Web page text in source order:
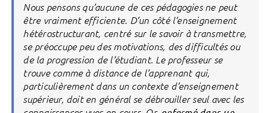
Nous pensons qu’aucune de ces pédagogies ne peut
être vraiment efficiente. D’un côté l’enseignement
hétérostructurant, centré sur le savoir à transmettre,
se préoccupe peu des motivations, des difficultés ou
de la progression de l’étudiant. Le professeur se
trouve comme à distance de l’apprenant qui,
particulièrement dans un contexte d’enseignement
supérieur, doit en général se débrouiller seul avec les